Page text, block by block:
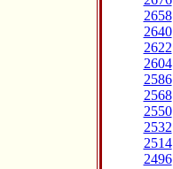
2658
2640
2622
2604
2586
2568
2550
2532
2514
2496